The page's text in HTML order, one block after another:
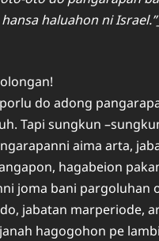
haluahon ni Israel.”_
do adong
Tapi sungkun
aima arta,
hagabeion
joma bani pargoluhan
jabatan marperiode,
hagogohon pe